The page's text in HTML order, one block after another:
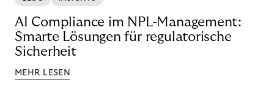
AI Compliance im NPL-Management:
Smarte Lösungen für regulatorische
Sicherheit
MEHR LESEN